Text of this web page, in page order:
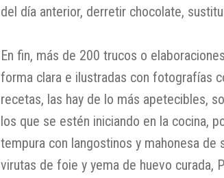
del día anterior, derretir chocolate,
En fin, más de 200 trucos o
forma clara e ilustradas con fotografías
recetas, las hay de lo más apetecibles,
los que se estén iniciando en la cocina,
tempura con langostinos y mahonesa de
virutas de foie y yema de huevo curada,